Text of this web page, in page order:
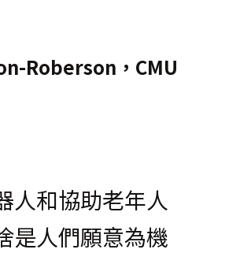
Roberson，CMU
人和協助老年人
是人們願意為機